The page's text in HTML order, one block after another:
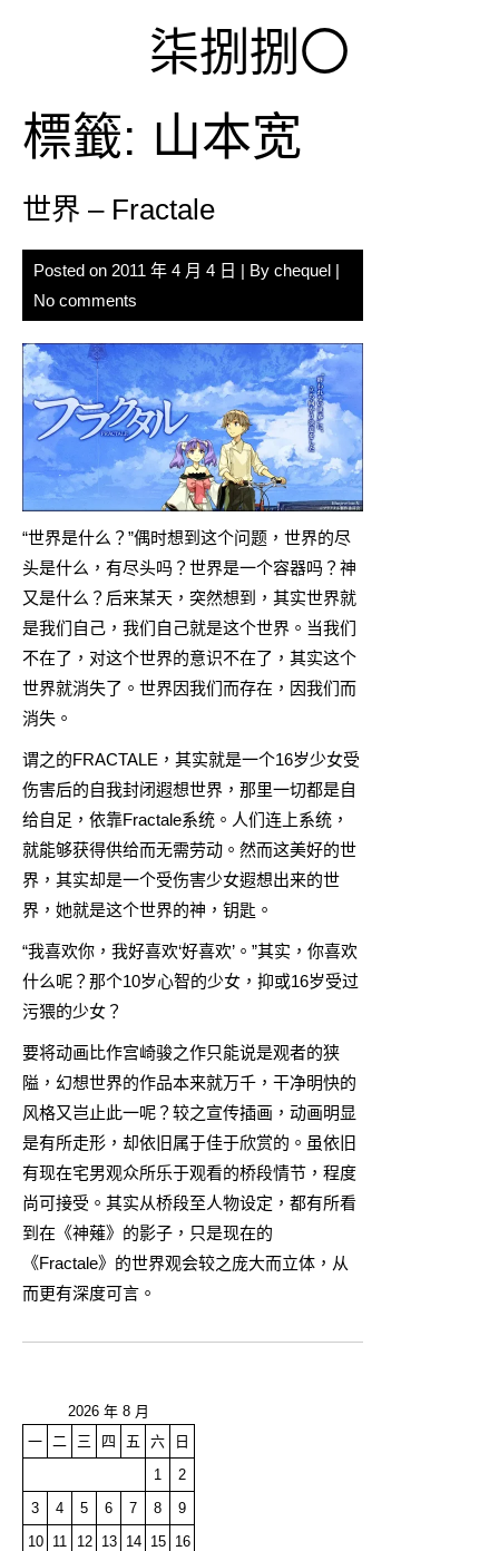
柒捌捌〇
標籤: 山本宽
世界 – Fractale
Posted on 2011 年 4 月 4 日 | By chequel |
No comments
“世界是什么？”偶时想到这个问题，世界的尽
头是什么，有尽头吗？世界是一个容器吗？神
又是什么？后来某天，突然想到，其实世界就
是我们自己，我们自己就是这个世界。当我们
不在了，对这个世界的意识不在了，其实这个
世界就消失了。世界因我们而存在，因我们而
消失。
谓之的FRACTALE，其实就是一个16岁少女受
伤害后的自我封闭遐想世界，那里一切都是自
给自足，依靠Fractale系统。人们连上系统，
就能够获得供给而无需劳动。然而这美好的世
界，其实却是一个受伤害少女遐想出来的世
界，她就是这个世界的神，钥匙。
“我喜欢你，我好喜欢‘好喜欢’。”其实，你喜欢
什么呢？那个10岁心智的少女，抑或16岁受过
污猥的少女？
要将动画比作宫崎骏之作只能说是观者的狭
隘，幻想世界的作品本来就万千，干净明快的
风格又岂止此一呢？较之宣传插画，动画明显
是有所走形，却依旧属于佳于欣赏的。虽依旧
有现在宅男观众所乐于观看的桥段情节，程度
尚可接受。其实从桥段至人物设定，都有所看
到在《神薙》的影子，只是现在的
《Fractale》的世界观会较之庞大而立体，从
而更有深度可言。
2026 年 8 月
一
二 三 四 五 六
日
1
2
3
4 5 6 7 8
9
10
11 12 13 14 15
16